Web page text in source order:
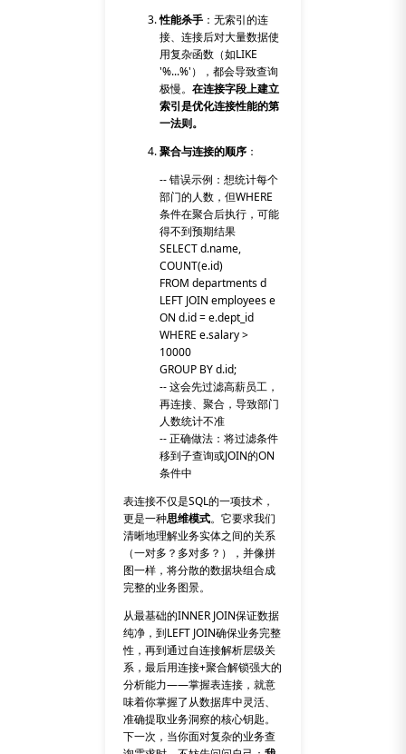
性能杀手 ：无索引的连
接、连接后对大量数据使
用复杂函数（如LIKE
'%...%'），都会导致查询
极慢。在连接字段上建立
索引是优化连接性能的第
一法则。
聚合与连接的顺序 ：
-- 错误示例：想统计每个
部门的人数，但WHERE
条件在聚合后执行，可能
得不到预期结果
SELECT d.name,
COUNT(e.id)
FROM departments d
LEFT JOIN employees e
ON d.id = e.dept_id
WHERE e.salary >
10000
GROUP BY d.id;
-- 这会先过滤高薪员工，
再连接、聚合，导致部门
人数统计不准
-- 正确做法：将过滤条件
移到子查询或JOIN的ON
条件中
表连接不仅是SQL的一项技术，
更是一种思维模式。它要求我们
清晰地理解业务实体之间的关系
（一对多？多对多？），并像拼
图一样，将分散的数据块组合成
完整的业务图景。
从最基础的INNER JOIN保证数据
纯净，到LEFT JOIN确保业务完整
性，再到通过自连接解析层级关
系，最后用连接+聚合解锁强大的
分析能力——掌握表连接，就意
味着你掌握了从数据库中灵活、
准确提取业务洞察的核心钥匙。
下一次，当你面对复杂的业务查